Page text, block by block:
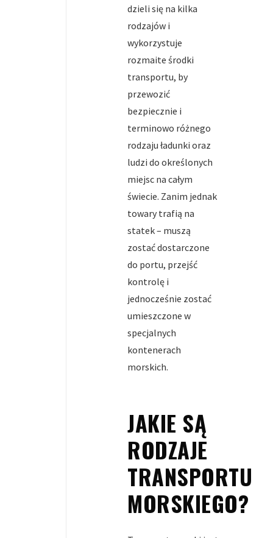
dzieli się na kilka
rodzajów i
wykorzystuje
rozmaite środki
transportu, by
przewozić
bezpiecznie i
terminowo różnego
rodzaju ładunki oraz
ludzi do określonych
miejsc na całym
świecie. Zanim jednak
towary trafią na
statek – muszą
zostać dostarczone
do portu, przejść
kontrolę i
jednocześnie zostać
umieszczone w
specjalnych
kontenerach
morskich.
JAKIE SĄ
RODZAJE
TRANSPORTU
MORSKIEGO?